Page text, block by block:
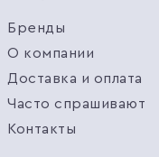
Бренды
О компании
Доставка и оплата
Часто спрашивают
Контакты